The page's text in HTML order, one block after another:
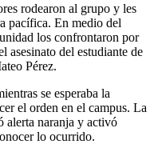
rodearon al grupo y les
pacífica. En medio del
los confrontaron por
asesinato del estudiante de
Pérez.
se esperaba la
el orden en el campus. La
alerta naranja y activó
lo ocurrido.